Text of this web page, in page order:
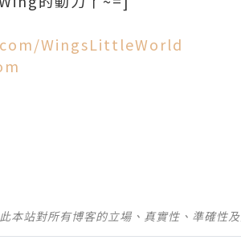
WingsLittleWorld
本站對所有博客的立場、真實性、準確性